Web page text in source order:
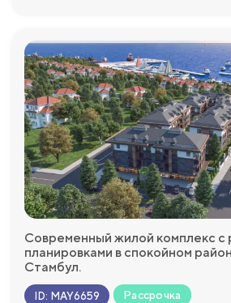
Современный жилой комплекс с
планировками в спокойном
Стамбул.
ID: MAY6659 Рассрочка